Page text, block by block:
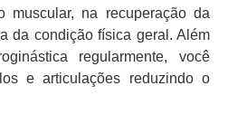
muscular, na recuperação da
da condição física geral. Além
regularmente, você
e articulações reduzindo o